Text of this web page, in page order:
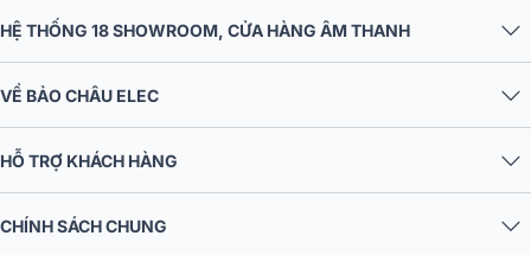
HỆ THỐNG 18 SHOWROOM, CỬA HÀNG ÂM THANH
VỀ BẢO CHÂU ELEC
HỖ TRỢ KHÁCH HÀNG
CHÍNH SÁCH CHUNG